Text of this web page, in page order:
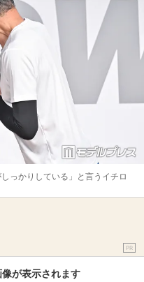
っかりしている」と言うイチロ
PR
が表示されます